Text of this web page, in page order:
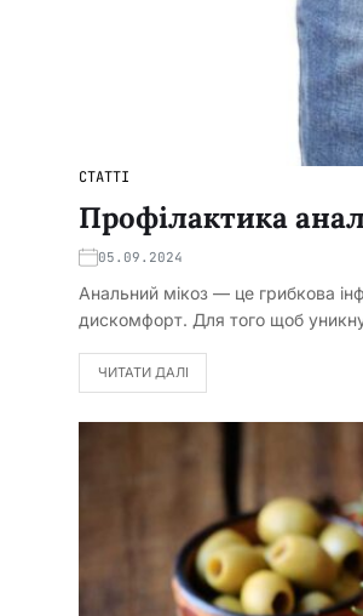
СТАТТІ
Профілактика
05.09.2024
Анальний мікоз — це грибкова
дискомфорт. Для того щоб
ЧИТАТИ ДАЛІ